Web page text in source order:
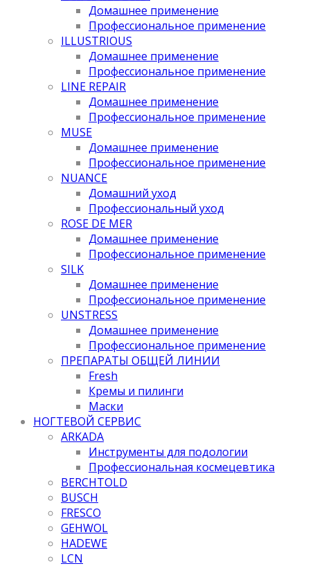
Домашнее применение
Профессиональное применение
ILLUSTRIOUS
Домашнее применение
Профессиональное применение
LINE REPAIR
Домашнее применение
Профессиональное применение
MUSE
Домашнее применение
Профессиональное применение
NUANCE
Домашний уход
Профессиональный уход
ROSE DE MER
Домашнее применение
Профессиональное применение
SILK
Домашнее применение
Профессиональное применение
UNSTRESS
Домашнее применение
Профессиональное применение
ПРЕПАРАТЫ ОБЩЕЙ ЛИНИИ
Fresh
Кремы и пилинги
Маски
НОГТЕВОЙ СЕРВИС
ARKADA
Инструменты для подологии
Профессиональная космецевтика
BERCHTOLD
BUSCH
FRESCO
GEHWOL
HADEWE
LCN